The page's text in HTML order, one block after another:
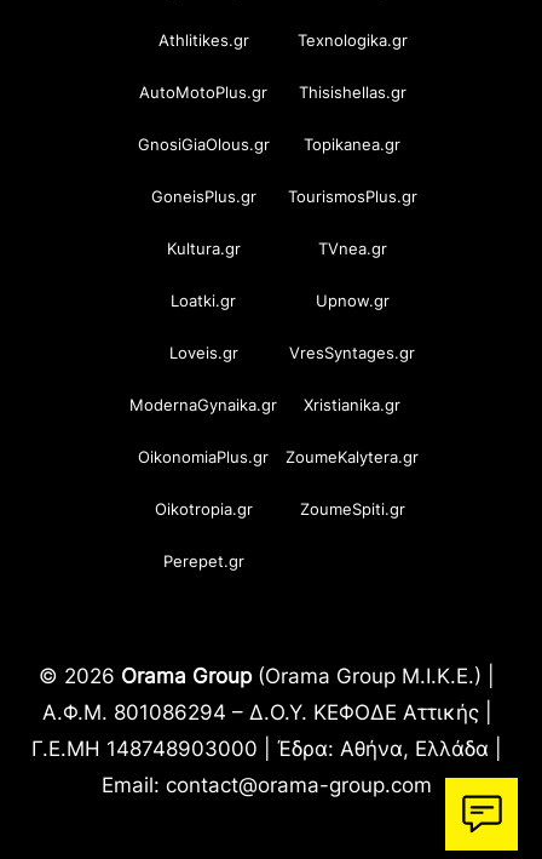
Athlitikes.gr Texnologika.gr
AutoMotoPlus.gr Thisishellas.gr
GnosiGiaOlous.gr Topikanea.gr
GoneisPlus.gr TourismosPlus.gr
Kultura.gr TVnea.gr
Loatki.gr Upnow.gr
Loveis.gr VresSyntages.gr
ModernaGynaika.gr Xristianika.gr
OikonomiaPlus.gr ZoumeKalytera.gr
Oikotropia.gr ZoumeSpiti.gr
Perepet.gr
© 2026 Orama Group(Orama Group Μ.Ι.Κ.Ε.) |
Α.Φ.Μ. 801086294 – Δ.Ο.Υ. ΚΕΦΟΔΕ Αττικής |
Γ.Ε.ΜΗ 148748903000 | Έδρα: Αθήνα, Ελλάδα |
Email: contact@orama-group.com